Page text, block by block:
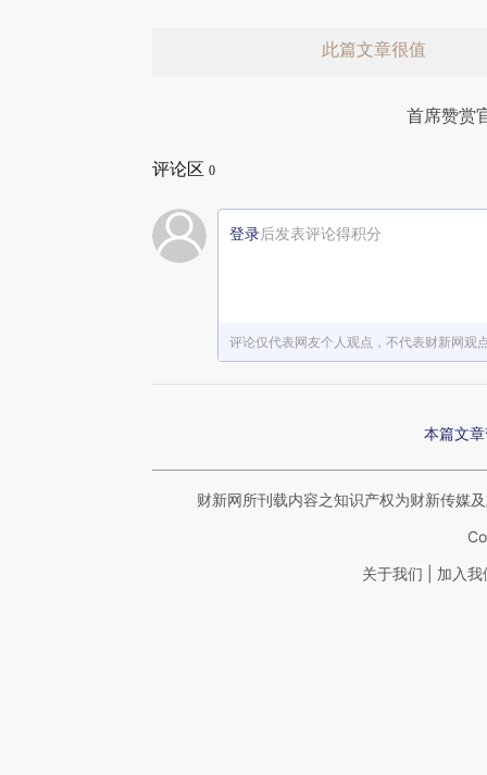
此篇文章很值
首席赞赏
评论区 0
登录后发表评论得积分
评论仅代表网友个人观点，不代表财新网观
本篇文
财新网所刊载内容之知识产权为财新传媒
关于我们 加入我